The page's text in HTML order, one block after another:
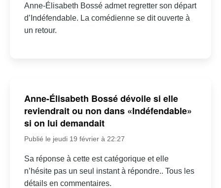
Anne-Élisabeth Bossé admet regretter son départ
d’Indéfendable. La comédienne se dit ouverte à
un retour.
Anne-Élisabeth Bossé dévoile si elle
reviendrait ou non dans «Indéfendable»
si on lui demandait
Publié le jeudi 19 février à 22:27
Sa réponse à cette est catégorique et elle
n’hésite pas un seul instant à répondre.. Tous les
détails en commentaires.